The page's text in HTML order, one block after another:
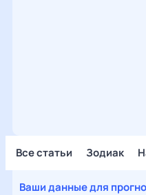
Все статьи Зодиак
Ваши данные для